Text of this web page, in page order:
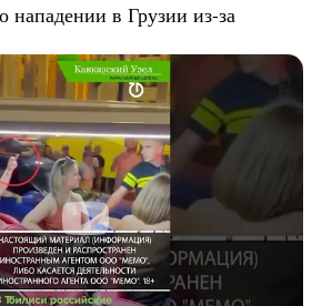
нападении в Грузии из-за